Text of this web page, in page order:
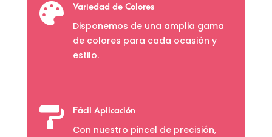
 Variedad de Colores
Disponemos de una amplia gama
de colores para cada ocasión y
estilo.
 Fácil Aplicación
Con nuestro pincel de precisión,